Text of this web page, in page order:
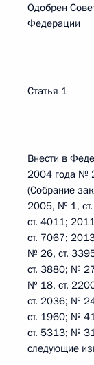
Одобрен
Статья 1
Внести в
2004 года №
(Собрание
2005, № 1,
ст. 4011;
ст. 7067;
№ 26, ст.
ст. 3880; №
№ 18, ст.
ст. 2036; №
ст. 1960; №
ст. 5313; №
следующие